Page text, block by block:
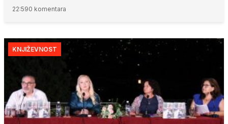
22:590 komentara
KNJIŽEVNOST